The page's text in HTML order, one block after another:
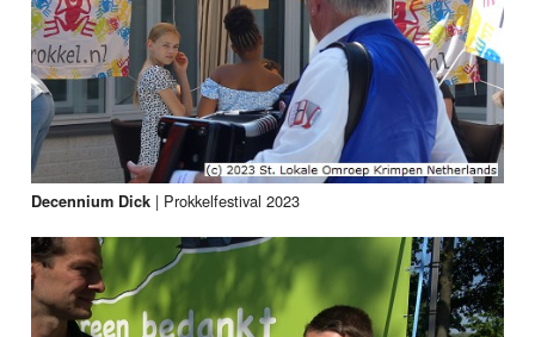
Decennium Dick | Prokkelfestival 2023